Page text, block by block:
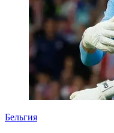
Бельгия